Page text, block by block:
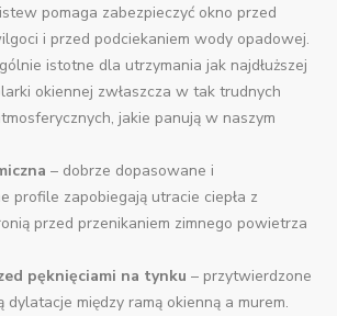
pomaga zabezpieczyć okno przed
i przed podciekaniem wody opadowej.
istotne dla utrzymania jak najdłuższej
okiennej zwłaszcza w tak trudnych
jakie panują w naszym
– dobrze dopasowane i
profile zapobiegają utracie ciepła z
przed przenikaniem zimnego powietrza
pęknięciami na tynku – przytwierdzone
między ramą okienną a murem.